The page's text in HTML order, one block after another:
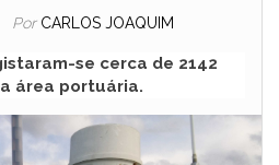
Por CARLOS JOAQUIM
se cerca de 2142
área portuária.